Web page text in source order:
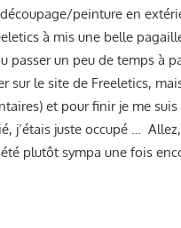
peinture en
à mis une belle
un peu de temps à
sur le site de Freeletics,
et pour finir je me
j’étais juste occupé …
plutôt sympa une fois